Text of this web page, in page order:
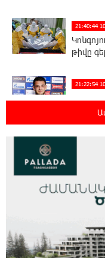
21:40:44
թիվը
21:22:54